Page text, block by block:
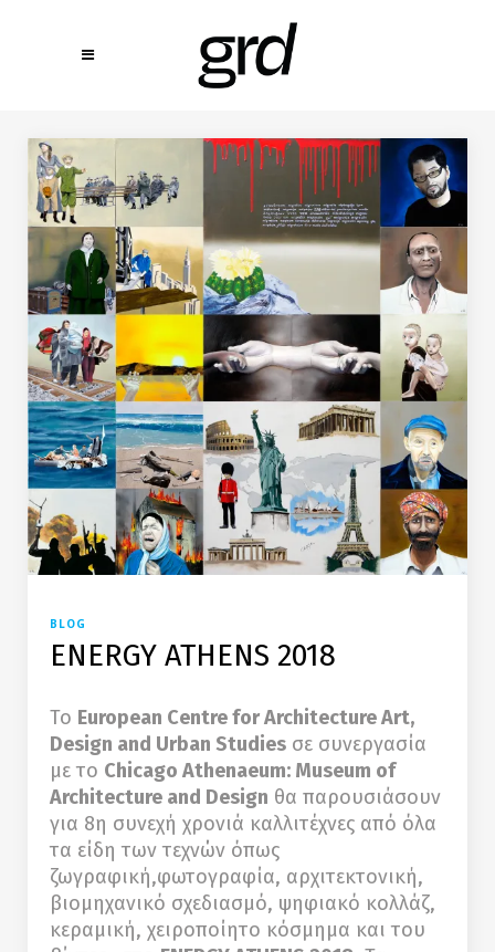
BLOG
ENERGY ATHENS 2018
Το European Centre for Architecture Art,
Design and Urban Studies σε συνεργασία
με το Chicago Athenaeum: Museum of
Architecture and Design θα παρουσιάσουν
για 8η συνεχή χρονιά καλλιτέχνες από όλα
τα είδη των τεχνών όπως
ζωγραφική,φωτογραφία, αρχιτεκτονική,
βιομηχανικό σχεδιασμό, ψηφιακό κολλάζ,
κεραμική, χειροποίητο κόσμημα και του